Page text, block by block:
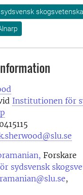
Institutionen för
Forskare
sydsvensk
,